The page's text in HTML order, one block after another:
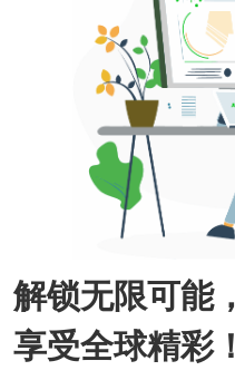
解锁无限可能，
享受全球精彩！